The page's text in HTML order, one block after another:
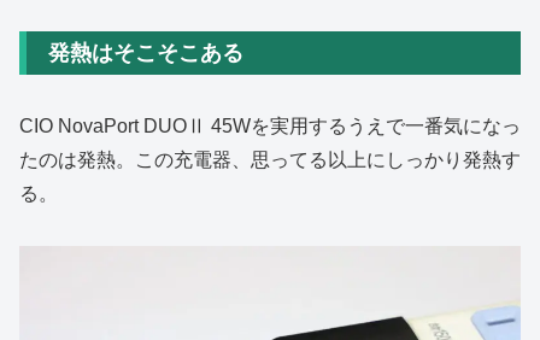
発熱はそこそこある
CIO NovaPort DUOⅡ 45Wを実用するうえで一番気になっ
たのは発熱。この充電器、思ってる以上にしっかり発熱す
る。